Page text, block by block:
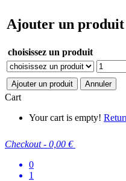
Ajouter un produit
choisissez un produit
Ajouter un produit Annuler
Cart
Your cart is empty!
Checkout - 0,00 €
0
1